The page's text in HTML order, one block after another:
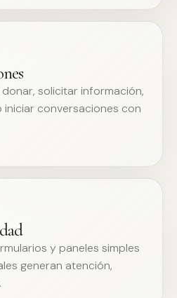
solicitar información,
conversaciones con
y paneles simples
generan atención,